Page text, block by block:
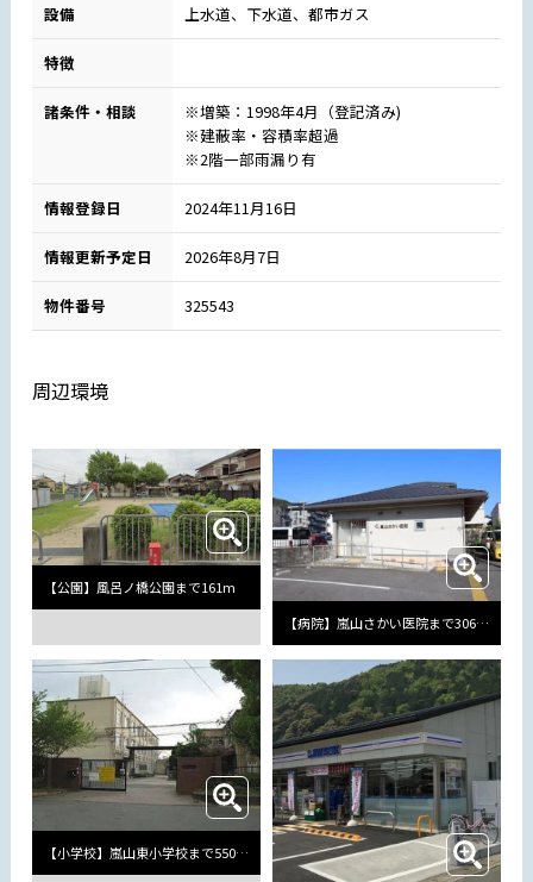
設備 上水道、下水道、都市ガス
特徴
諸条件・相談
※増築：1998年4月（登記済み)
※建蔽率・容積率超過
※2階一部雨漏り有
情報登録日 2024年11月16日
情報更新予定日 2026年8月7日
物件番号 325543
周辺環境
【公園】風呂ノ橋公園まで161m
【病院】嵐山さかい医院まで306m
【小学校】嵐山東小学校まで550m